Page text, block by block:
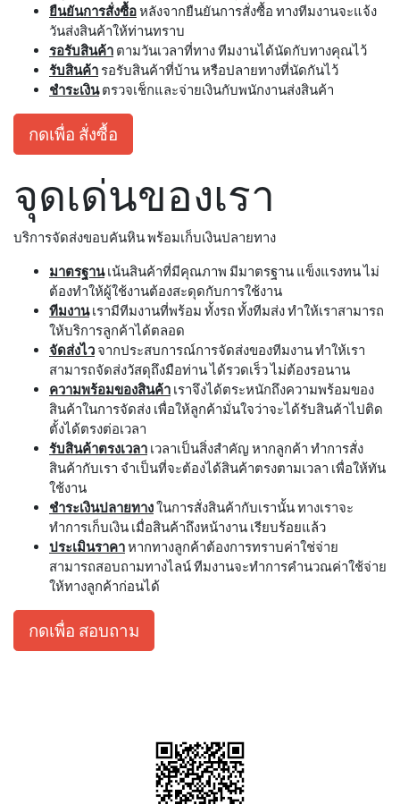
ยืนยันการสั่งซื้อหลังจากยืนยันการสั่งซื้อ ทางทีมงานจะแจ้ง
วันส่งสินค้าให้ท่านทราบ
รอรับสินค้า ตามวันเวลาที่ทาง ทีมงานได้นัดกับทางคุณไว้
รับสินค้า รอรับสินค้าที่บ้าน หรือปลายทางที่นัดกันไว้
ชำระเงินตรวจเช็กและจ่ายเงินกับพนักงานส่งสินค้า
กดเพื่อ สั่งซื้อ
จุดเด่นของเรา
บริการจัดส่งขอบคันหิน พร้อมเก็บเงินปลายทาง
มาตรฐานเน้นสินค้าที่มีคุณภาพ มีมาตรฐาน แข็งแรงทน ไม่
ต้องทำให้ผู้ใช้งานต้องสะดุดกับการใช้งาน
ทีมงานเรามีทีมงานที่พร้อม ทั้งรถ ทั้งทีมส่ง ทำให้เราสามารถ
ให้บริการลูกค้าได้ตลอด
จัดส่งไว จากประสบการณ์การจัดส่งของทีมงาน ทำให้เรา
สามารถจัดส่งวัสดุถึงมือท่าน ได้รวดเร็ว ไม่ต้องรอนาน
ความพร้อมของสินค้า เราจึงได้ตระหนักถึงความพร้อมของ
สินค้าในการจัดส่ง เพื่อให้ลูกค้ามั่นใจว่าจะได้รับสินค้าไปติด
ตั้งได้ตรงต่อเวลา
รับสินค้าตรงเวลา เวลาเป็นสิ่งสำคัญ หากลูกค้า ทำการสั่ง
สินค้ากับเรา จำเป็นที่จะต้องได้สินค้าตรงตามเวลา เพื่อให้ทัน
ใช้งาน
ชำระเงินปลายทางในการสั่งสินค้ากับเรานั้น ทางเราจะ
ทำการเก็บเงิน เมื่อสินค้าถึงหน้างาน เรียบร้อยแล้ว
ประเมินราคาหากทางลูกค้าต้องการทราบค่าใช่จ่าย
สามารถสอบถามทางไลน์ ทีมงานจะทำการคำนวณค่าใช้จ่าย
ให้ทางลูกค้าก่อนได้
กดเพื่อ สอบถาม